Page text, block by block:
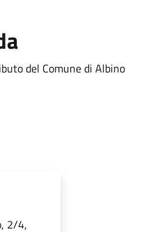
del Comune di Albino
2/4,